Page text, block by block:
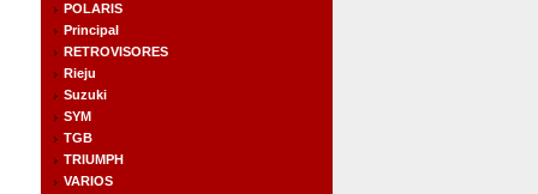
POLARIS
Principal
RETROVISORES
Rieju
Suzuki
SYM
TGB
TRIUMPH
VARIOS